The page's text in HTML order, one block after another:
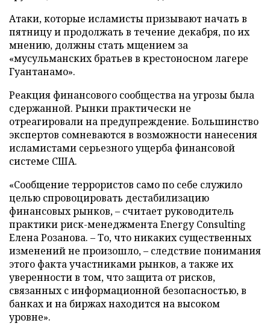
Атаки, которые исламисты призывают начать в
пятницу и продолжать в течение декабря, по их
мнению, должны стать мщением за
«мусульманских братьев в крестоносном лагере
Гуантанамо».
Реакция финансового сообщества на угрозы была
сдержанной. Рынки практически не
отреагировали на предупреждение. Большинство
экспертов сомневаются в возможности нанесения
исламистами серьезного ущерба финансовой
системе США.
«Сообщение террористов само по себе служило
целью спровоцировать дестабилизацию
финансовых рынков, – считает руководитель
практики риск-менеджмента Energy Consulting
Елена Розанова. – То, что никаких существенных
изменений не произошло, – следствие понимания
этого факта участниками рынков, а также их
уверенности в том, что защита от рисков,
связанных с информационной безопасностью, в
банках и на биржах находится на высоком
уровне».